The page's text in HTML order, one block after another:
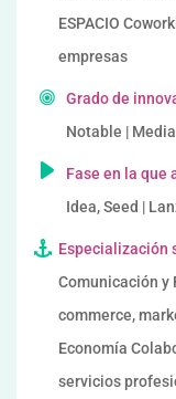
ESPACIO
empresas
Grado de
Notable | Media
Fase en la que
Idea, Seed |
Especialización
Comunicación y
commerce,
Economía
servicios